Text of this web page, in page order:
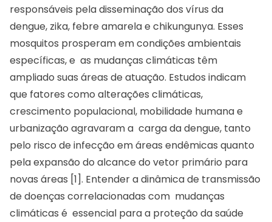
responsáveis pela disseminação dos vírus da
dengue, zika, febre amarela e chikungunya. Esses
mosquitos prosperam em condições ambientais
específicas, e as mudanças climáticas têm
ampliado suas áreas de atuação. Estudos indicam
que fatores como alterações climáticas,
crescimento populacional, mobilidade humana e
urbanização agravaram a carga da dengue, tanto
pelo risco de infecção em áreas endêmicas quanto
pela expansão do alcance do vetor primário para
novas áreas [1]. Entender a dinâmica de transmissão
de doenças correlacionadas com mudanças
climáticas é essencial para a proteção da saúde